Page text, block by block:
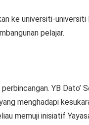
ke universiti-universiti
pelajar.
YB Dato’
menghadapi
memuji inisiatif